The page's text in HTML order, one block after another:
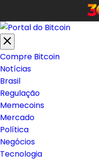
Compre Bitcoin
Notícias
Brasil
Regulação
Memecoins
Mercado
Política
Negócios
Tecnologia